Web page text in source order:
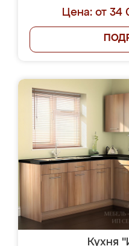
Цена: от 34
Кухня